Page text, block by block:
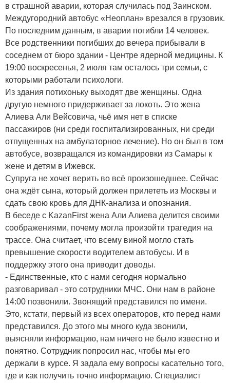
в страшной аварии, которая случилась под Заинском.
Междугородний автобус «Неоплан» врезался в грузовик.
По последним данным, в аварии погибли 14 человек.
Все родственники погибших до вечера прибывали в
соседнем от бюро здании - Центре ядерной медицины. К
19:00 воскресенья, 2 июля там осталось три семьи, с
которыми работали психологи.
Из здания потихоньку выходят две женщины. Одна
другую немного придерживает за локоть. Это жена
Алиева Али Вейсовича, чьё имя нет в списке
пассажиров (ни среди госпитализированных, ни среди
отпущенных на амбулаторное лечение). Но он был в том
автобусе, возвращался из командировки из Самары к
жене и детям в Ижевск.
Супруга не хочет верить во всё произошедшее. Сейчас
она ждёт сына, который должен прилететь из Москвы и
сдать свою кровь для ДНК-анализа и опознания.
В беседе с KazanFirst жена Али Алиева делится своими
соображениями, почему могла произойти трагедия на
трассе. Она считает, что всему виной могло стать
превышение скорости водителем автобусы. И в
поддержку этого она приводит доводы.
- Единственные, кто с нами сегодня нормально
разговаривал - это сотрудники МЧС. Они нам в районе
14:00 позвонили. Звонящий представился по имени.
Это, кстати, первый из всех операторов, кто перед нами
представился. До этого мы много куда звонили,
выясняли информацию, нам ничего не было известно и
понятно. Сотрудник попросил нас, чтобы мы его
держали в курсе. Я задала ему вопросы касательно того,
где и как получить точно информацию. Специалист